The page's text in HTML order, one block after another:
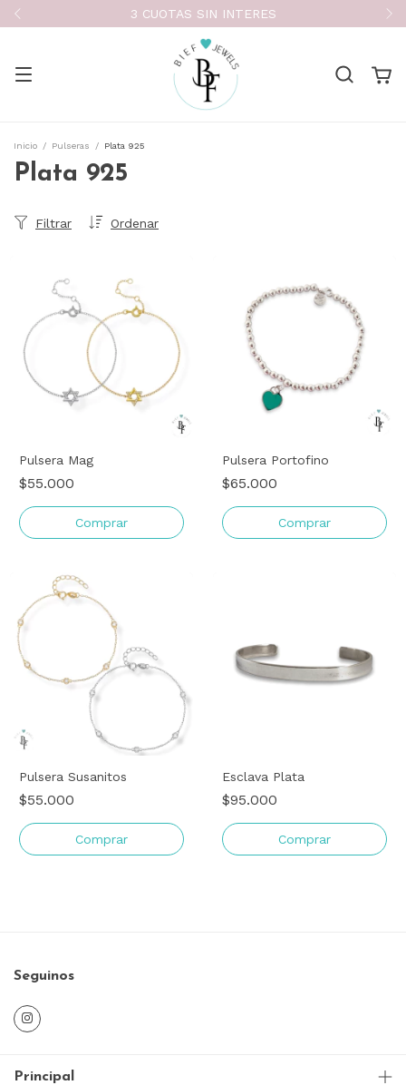
3 CUOTAS SIN INTERES
Inicio / Pulseras / Plata 925
Plata 925
Ordenar
Filtrar
Pulsera Mag
$55.000
Comprar
Pulsera Portofino
$65.000
Comprar
Pulsera Susanitos
$55.000
Comprar
Esclava Plata
$95.000
Seguinos
Principal